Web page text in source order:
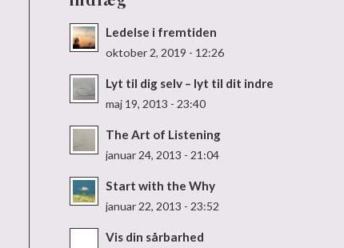
Ledelse i fremtiden
oktober 2, 2019 - 12:26
Lyt til dig selv – lyt til dit indre
maj 19, 2013 - 23:40
The Art of Listening
januar 24, 2013 - 21:04
Start with the Why
januar 22, 2013 - 23:52
Vis din sårbarhed